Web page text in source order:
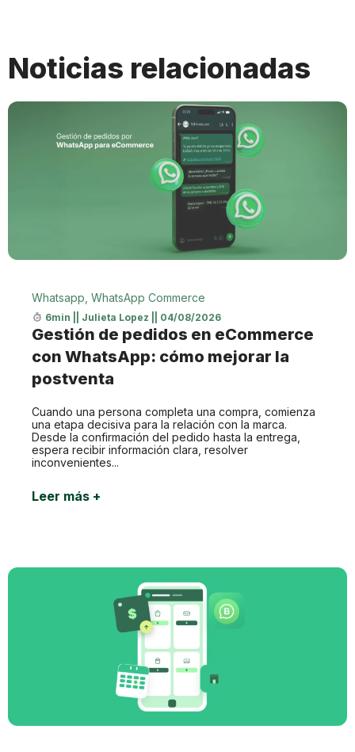
Noticias relacionadas
Whatsapp WhatsApp Commerce
6min Julieta Lopez 04/08/2026
Gestión de pedidos en eCommerce
con WhatsApp: cómo mejorar la
postventa
Cuando una persona completa una compra, comienza
una etapa decisiva para la relación con la marca.
Desde la confirmación del pedido hasta la entrega,
espera recibir información clara, resolver
inconvenientes...
Leer más +